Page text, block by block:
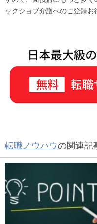
ックジョブ介護へのご登録お
転職ノウハウの関連記